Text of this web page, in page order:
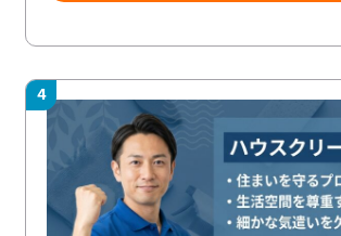
4